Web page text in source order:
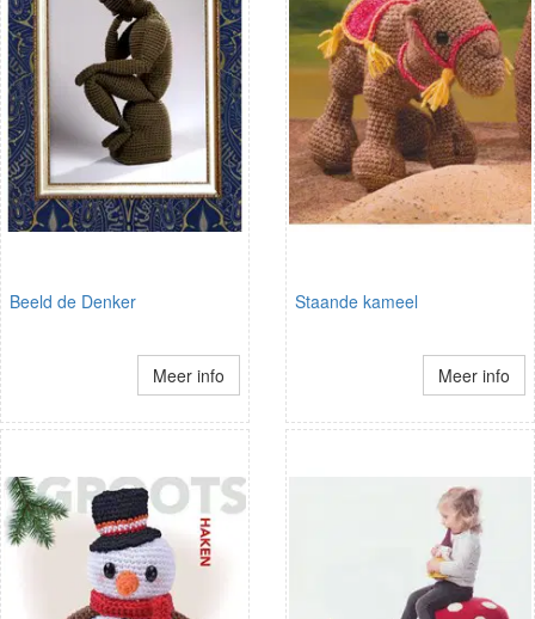
Beeld de Denker
Meer info
Staande kameel
Meer info